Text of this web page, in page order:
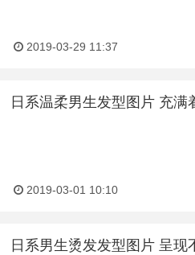
2019-03-29 11:37
日系温柔男生发型图片 充满
2019-03-01 10:10
日系男生烫发发型图片 呈现